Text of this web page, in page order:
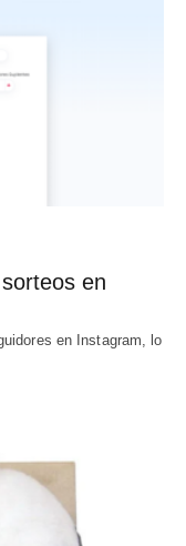
en
en Instagram, lo